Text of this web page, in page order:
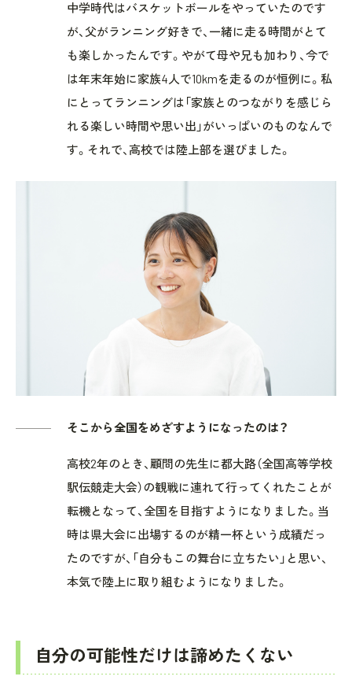
中学時代はバスケットボールをやっていたのです
が、父がランニング好きで、一緒に走る時間がとて
も楽しかったんです。やがて母や兄も加わり、今で
は年末年始に家族4人で10kmを走るのが恒例に。私
にとってランニングは「家族とのつながりを感じら
れる楽しい時間や思い出」がいっぱいのものなんで
す。それで、高校では陸上部を選びました。
そこから全国をめざすようになったのは？
高校2年のとき、顧問の先生に都大路（全国高等学校
駅伝競走大会）の観戦に連れて行ってくれたことが
転機となって、全国を目指すようになりました。当
時は県大会に出場するのが精一杯という成績だっ
たのですが、「自分もこの舞台に立ちたい」と思い、
本気で陸上に取り組むようになりました。
自分の可能性だけは諦めたくない